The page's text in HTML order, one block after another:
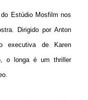
Estúdio Mosfilm nos
Dirigido por Anton
executiva de Karen
o longa é um thriller